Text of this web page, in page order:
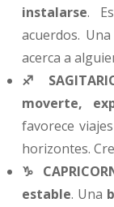
instalarse.
acuerdos.
acerca a
♐
moverte,
favorece
horizontes.
♑
estable. Una